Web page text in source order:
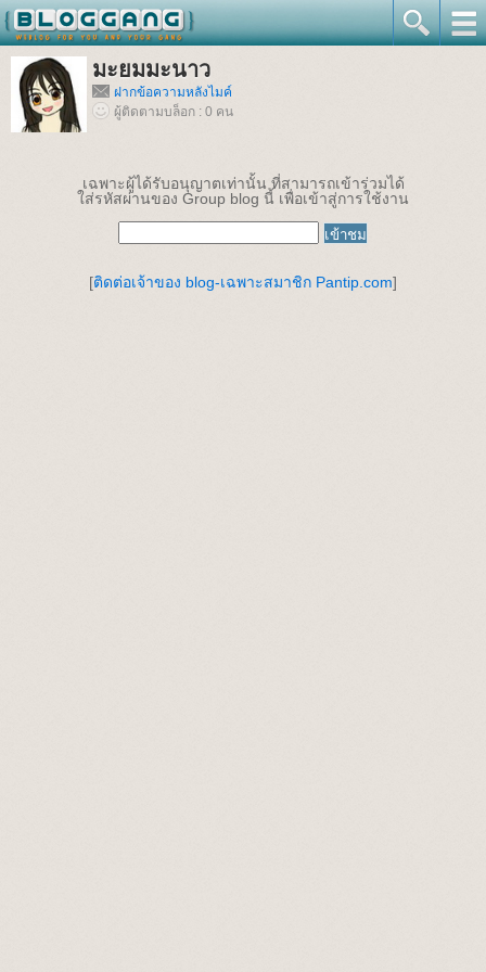
มะยมมะนาว
ฝากข้อความหลังไมค์
ผู้ติดตามบล็อก : 0 คน
เฉพาะผู้ได้รับอนุญาตเท่านั้น ที่สามารถเข้าร่วมได้
ใส่รหัสผ่านของ Group blog นี้ เพื่อเข้าสู่การใช้งาน
[ติดต่อเจ้าของ blog-เฉพาะสมาชิก Pantip.com]